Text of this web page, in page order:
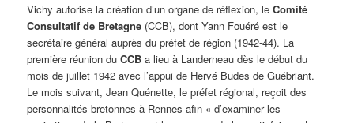
Vichy autorise la création d’un organe de réflexion, leComité
Consultatif de Bretagne (CCB), dont Yann Fouéré est le
secrétaire général auprès du préfet de région (1942-44). La
première réunion du CCB a lieu à Landerneau dès le début du
mois de juillet 1942 avec l’appui de Hervé Budes de Guébriant.
Le mois suivant, Jean Quénette, le préfet régional, reçoit des
personnalités bretonnes à Rennes afin « d’examiner les